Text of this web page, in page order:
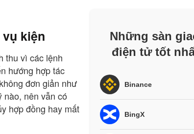
kiện
thu vì các lệnh
hướng hợp tác
đơn giản như
nào, nên vẫn có
hợp đồng hay mất
Những sàn
điện tử tốt
Binance
BingX